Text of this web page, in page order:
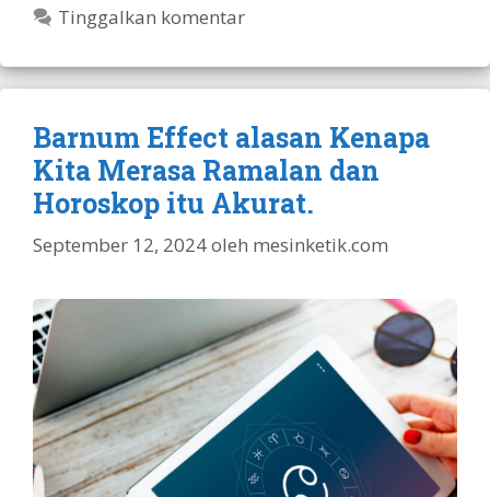
Tinggalkan komentar
Barnum Effect alasan Kenapa
Kita Merasa Ramalan dan
Horoskop itu Akurat.
September 12, 2024oleh mesinketik.com